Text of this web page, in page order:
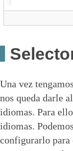
Una vez
nos queda darle
idiomas. Para
idiomas.
configurarlo para